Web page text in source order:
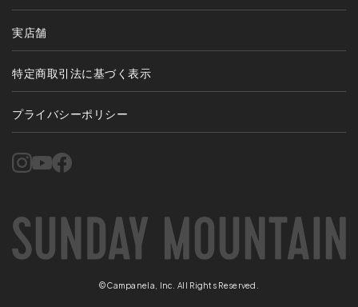
実店舗
特定商取引法に基づく表示
プライバシーポリシー
©Campanela, Inc. All Rights Reserved.